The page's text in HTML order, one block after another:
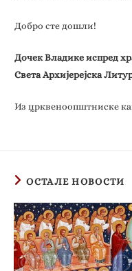
Добро сте дошли!
Дочек Владике испред
Света Архијерејска
Из црквеноопштниске
ОСТАЛЕ НОВОСТИ